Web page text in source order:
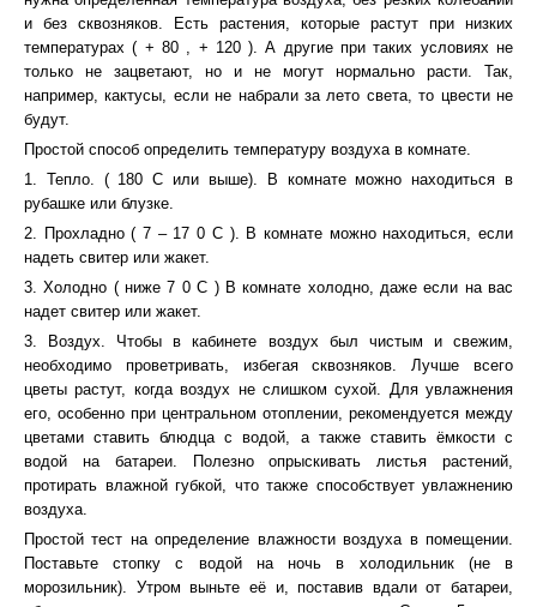
и без сквозняков. Есть растения, которые растут при низких
температурах ( + 80 , + 120 ). А другие при таких условиях не
только не зацветают, но и не могут нормально расти. Так,
например, кактусы, если не набрали за лето света, то цвести не
будут.
Простой способ определить температуру воздуха в комнате.
1. Тепло. ( 180 С или выше). В комнате можно находиться в
рубашке или блузке.
2. Прохладно ( 7 – 17 0 С ). В комнате можно находиться, если
надеть свитер или жакет.
3. Холодно ( ниже 7 0 С ) В комнате холодно, даже если на вас
надет свитер или жакет.
3. Воздух. Чтобы в кабинете воздух был чистым и свежим,
необходимо проветривать, избегая сквозняков. Лучше всего
цветы растут, когда воздух не слишком сухой. Для увлажнения
его, особенно при центральном отоплении, рекомендуется между
цветами ставить блюдца с водой, а также ставить ёмкости с
водой на батареи. Полезно опрыскивать листья растений,
протирать влажной губкой, что также способствует увлажнению
воздуха.
Простой тест на определение влажности воздуха в помещении.
Поставьте стопку с водой на ночь в холодильник (не в
морозильник). Утром выньте её и, поставив вдали от батареи,